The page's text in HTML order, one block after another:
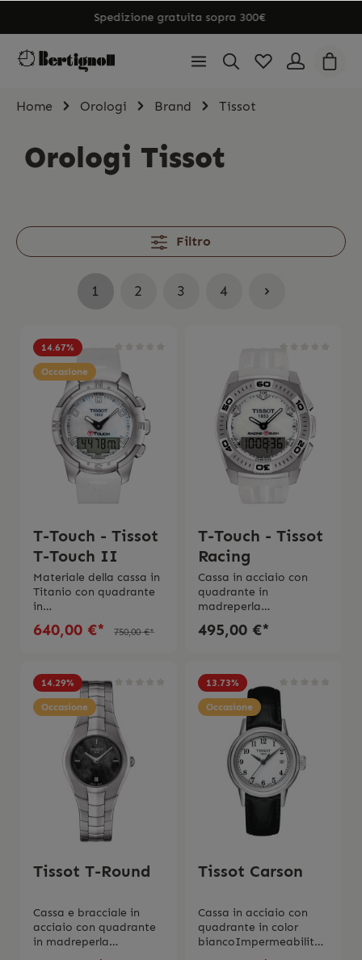
Spedizione gratuita sopra 300€
Home Orologi Brand Tissot
Orologi Tissot
Filtro
1 2 3 4
14.67%
Occasione
T-Touch - Tissot
T-Touch II
Materiale della cassa in
Titanio con quadrante
in
madreperla Movimento
al quarzo Electronic
bar (100 metri/330
ft)Vetro in
zaffiroBracciale in
silicone biancoSwiss
Made 2 anni di
garanzia
internazionale
640,00 €* 750,00 €*
T-Touch - Tissot
Racing
Cassa in acciaio con
quadrante in
madreperla
ZaffiroMovimento al
bar (100 metri/330
piedi)Bracciale in
silicone biancoSwiss
Made 2 anni di
garanzia
internazionale
495,00 €*
14.29%
Occasione
Tissot T-Round
Cassa e bracciale in
acciaio con quadrante
in madreperla
neraMovimento al
13.73%
Occasione
Tissot Carson
Cassa in acciaio con
quadrante in color
biancoImpermeabilità
fino a 3 barVetro